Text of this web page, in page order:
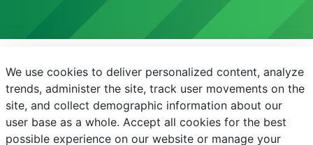
E-mail Telefonkönyv NEPTUN
E-learning
Bejelentkezés
Adatvédelem
We use cookies to deliver personalized content, analyze
trends, administer the site, track user movements on the
site, and collect demographic information about our
user base as a whole. Accept all cookies for the best
possible experience on our website or manage your